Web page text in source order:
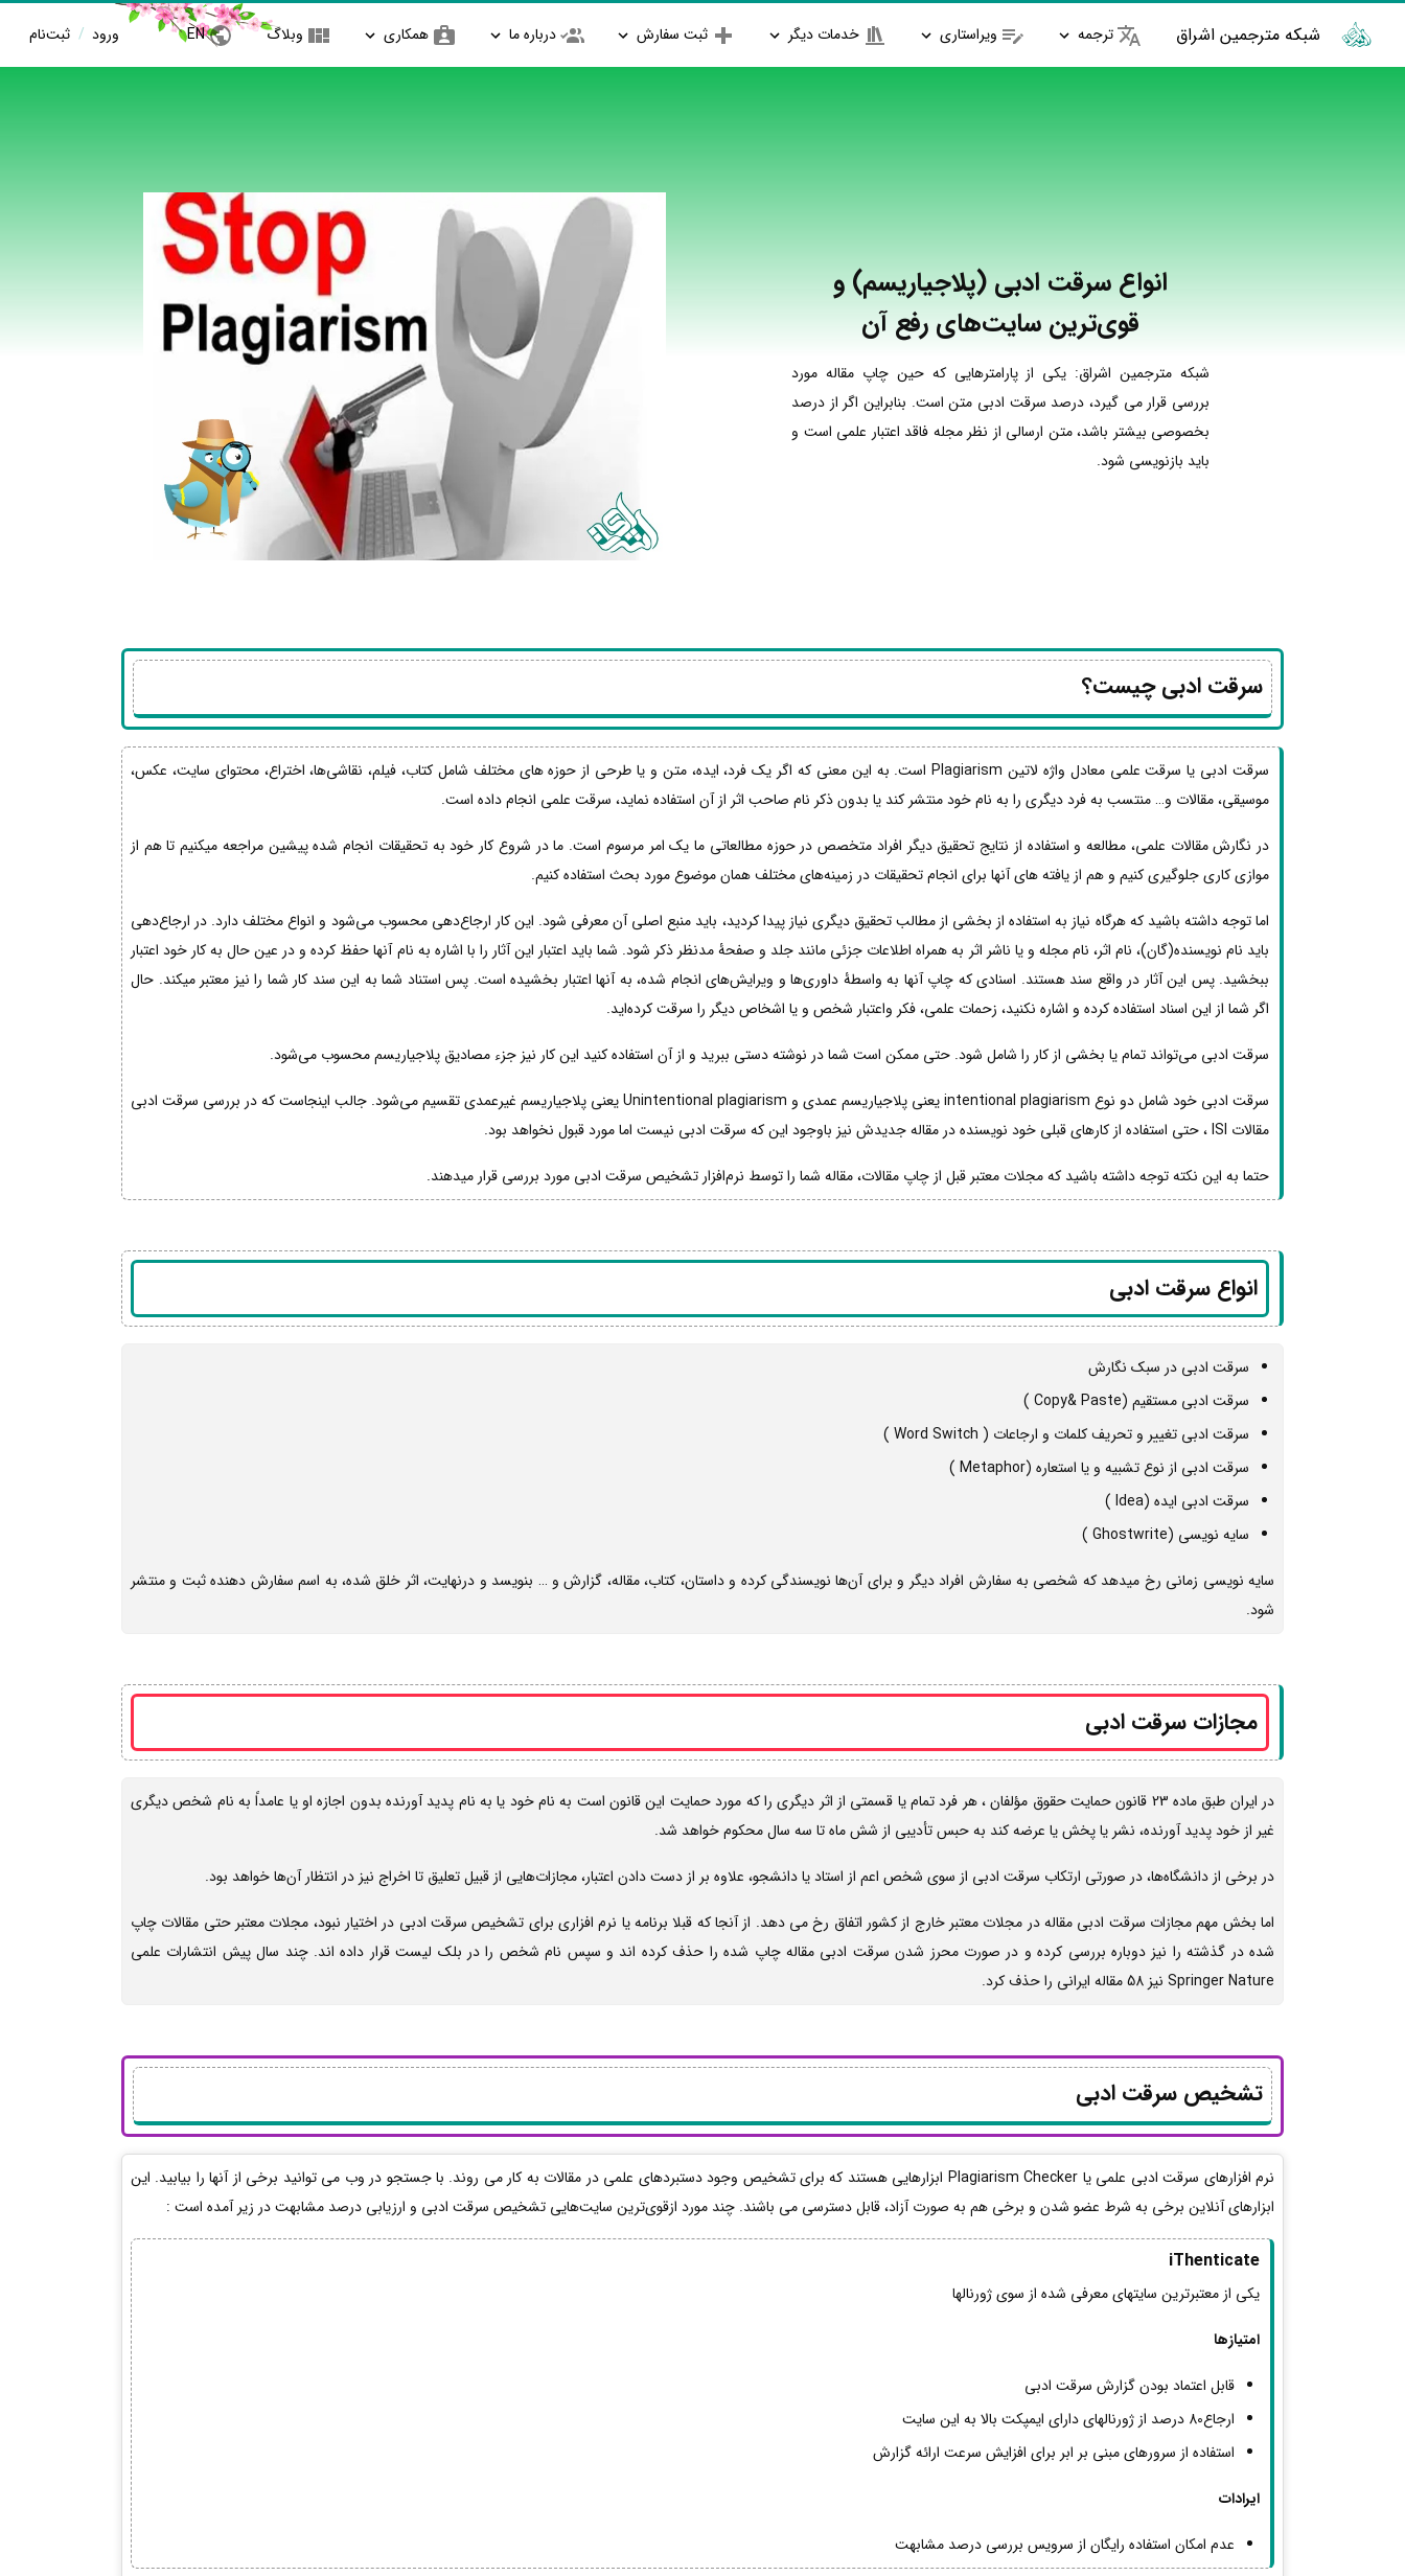
شبکه مترجمین اشراق ترجمه ویراستاری خدمات دیگر ثبت سفارش درباره ما همکاری وبلاگ EN ورود / ثبت‌نام
انواع سرقت ادبی (پلاجیاریسم) و
قوی‌ترین سایت‌های رفع آن
شبکه مترجمین اشراق: یکی از پارامترهایی که حین چاپ مقاله مورد
بررسی قرار می گیرد، درصد سرقت ادبی متن است. بنابراین اگر از درصد
بخصوصی بیشتر باشد، متن ارسالی از نظر مجله فاقد اعتبار علمی است و
باید بازنویسی شود.
سرقت ادبی چیست؟
سرقت ادبی یا سرقت علمی معادل واژه لاتین Plagiarism است. به این معنی که اگر یک فرد، ایده، متن و یا طرحی از حوزه های مختلف شامل کتاب، فیلم، نقاشی‌ها، اختراع، محتوای سایت، عکس،
موسیقی، مقالات و… منتسب به فرد دیگری را به نام خود منتشر کند یا بدون ذکر نام صاحب اثر از آن استفاده نماید، سرقت علمی انجام داده است.
در نگارش مقالات علمی، مطالعه و استفاده از نتایج تحقیق دیگر افراد متخصص در حوزه مطالعاتی ما یک امر مرسوم است. ما در شروع کار خود به تحقیقات انجام شده پیشین مراجعه میکنیم تا هم از
موازی کاری جلوگیری کنیم و هم از یافته های آنها برای انجام تحقیقات در زمینه‌های مختلف همان موضوع مورد بحث استفاده کنیم.
اما توجه داشته باشید که هرگاه نیاز به استفاده از بخشی از مطالب تحقیق دیگری نیاز پیدا کردید، باید منبع اصلی آن معرفی شود. این کار ارجاع‌دهی محسوب می‌شود و انواع مختلف دارد. در ارجاع‌دهی
باید نام نویسنده(گان)، نام اثر، نام مجله و یا ناشر اثر به همراه اطلاعات جزئی مانند جلد و صفحۀ مدنظر ذکر شود. شما باید اعتبار این آثار را با اشاره به نام آنها حفظ کرده و در عین حال به کار خود اعتبار
ببخشید. پس این آثار در واقع سند هستند. اسنادی که چاپ آنها به واسطۀ داوری‌ها و ویرایش‌های انجام شده، به آنها اعتبار بخشیده است. پس استناد شما به این سند کار شما را نیز معتبر میکند. حال
اگر شما از این اسناد استفاده کرده و اشاره نکنید، زحمات علمی، فکر واعتبار شخص و یا اشخاص دیگر را سرقت کرده‌اید.
سرقت ادبی می‌تواند تمام یا بخشی از کار را شامل شود. حتی ممکن است شما در نوشته دستی ببرید و از آن استفاده کنید این کار نیز جزء مصادیق پلاجیاریسم محسوب می‌شود.
سرقت ادبی خود شامل دو نوع intentional plagiarism یعنی پلاجیاریسم عمدی و Unintentional plagiarism یعنی پلاجیاریسم غیرعمدی تقسیم می‌شود. جالب‌ اینجاست که در بررسی سرقت ادبی
مقالات ISI ، حتی استفاده از کارهای قبلی خود نویسنده در مقاله جدیدش نیز باوجود این که سرقت ادبی نیست اما مورد قبول نخواهد بود.
حتما به این نکته توجه داشته باشید که مجلات معتبر قبل از چاپ مقالات، مقاله شما را توسط نرم‌افزار تشخیص سرقت ادبی مورد بررسی قرار میدهند.
انواع سرقت ادبی
سرقت ادبی در سبک نگارش
سرقت ادبی مستقیم (Copy& Paste )
سرقت ادبی تغییر و تحریف کلمات و ارجاعات ( Word Switch )
سرقت ادبی از نوع تشبیه و یا استعاره (Metaphor )
سرقت ادبی ایده (Idea )
سایه نویسی (Ghostwrite )
سایه نویسی زمانی رخ میدهد که شخصی به سفارش افراد دیگر و برای آن‌ها نویسندگی کرده و داستان، کتاب، مقاله، گزارش و … بنویسد و درنهایت، اثر خلق شده، به اسم سفارش دهنده ثبت و منتشر
شود.
مجازات سرقت ادبی
در ایران طبق ماده 23 قانون حمایت حقوق مؤلفان ، هر فرد تمام یا قسمتی از اثر دیگری را که مورد حمایت این قانون است به نام خود یا به نام پدید آورنده بدون اجازه او یا عامداً به نام شخص دیگری
غیر از خود پدید آورنده، نشر یا پخش یا عرضه کند به حبس تأدیبی از شش ماه تا سه سال محکوم خواهد شد.
در برخی از دانشگاه‌ها، در صورتی ارتکاب سرقت ادبی از سوی شخص اعم از استاد یا دانشجو، علاوه بر از دست دادن اعتبار، مجازات‌هایی از قبیل تعلیق تا اخراج نیز در انتظار آن‌ها خواهد بود.
اما بخش مهم مجازات سرقت ادبی مقاله در مجلات معتبر خارج از کشور اتفاق رخ می دهد. از آنجا که قبلا برنامه یا نرم افزاری برای تشخیص سرقت ادبی در اختیار نبود، مجلات معتبر حتی مقالات چاپ
شده در گذشته را نیز دوباره بررسی کرده و در صورت محرز شدن سرقت ادبی مقاله چاپ شده را حذف کرده اند و سپس نام شخص را در بلک لیست قرار داده اند. چند سال پیش انتشارات علمی
Springer Nature نیز 58 مقاله ایرانی را حذف کرد.
تشخیص سرقت ادبی
نرم افزارهای سرقت ادبی علمی یا Plagiarism Checker ابزارهایی هستند که برای تشخیص وجود دستبردهای علمی در مقالات به کار می روند. با جستجو در وب می توانید برخی از آنها را بیابید. این
ابزارهای آنلاین برخی به شرط عضو شدن و برخی هم به صورت آزاد، قابل دسترسی می باشند. چند مورد ازقوی‌ترین سایت‌هایی تشخیص سرقت ادبی و ارزیابی درصد مشابهت در زیر آمده است :
iThenticate
یکی از معتبرترین سایتهای معرفی شده از سوی ژورنالها
امتیازها
قابل اعتماد بودن گزارش سرقت ادبی
ارجاع80 درصد از ژورنالهای دارای ایمپکت بالا به این سایت
استفاده از سرورهای مبنی بر ابر برای افزایش سرعت ارائه گزارش
ایرادات
عدم امکان استفاده رایگان از سرویس بررسی درصد مشابهت